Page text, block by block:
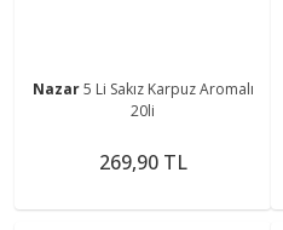
Nazar5 Li Sakız Karpuz Aromalı
20li
269,90 TL